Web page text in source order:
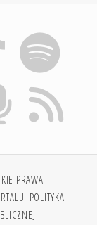
PRAWA
POLITYKA